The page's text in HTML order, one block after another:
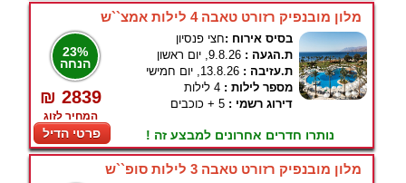
מלון מובנפיק רזורט טאבה 4 לילות אמצ``ש
23%
הנחה
₪ 2839
המחיר לזוג
פרטי הדיל
בסיס אירוח :חצי פנסיון
ת.הגעה : 9.8.26, יום ראשון
ת.עזיבה : 13.8.26, יום חמישי
מספר לילות : 4 לילות
דירוג רשמי : 5 + כוכבים
נותרו חדרים אחרונים למבצע זה !
מלון מובנפיק רזורט טאבה 3 לילות סופ``ש